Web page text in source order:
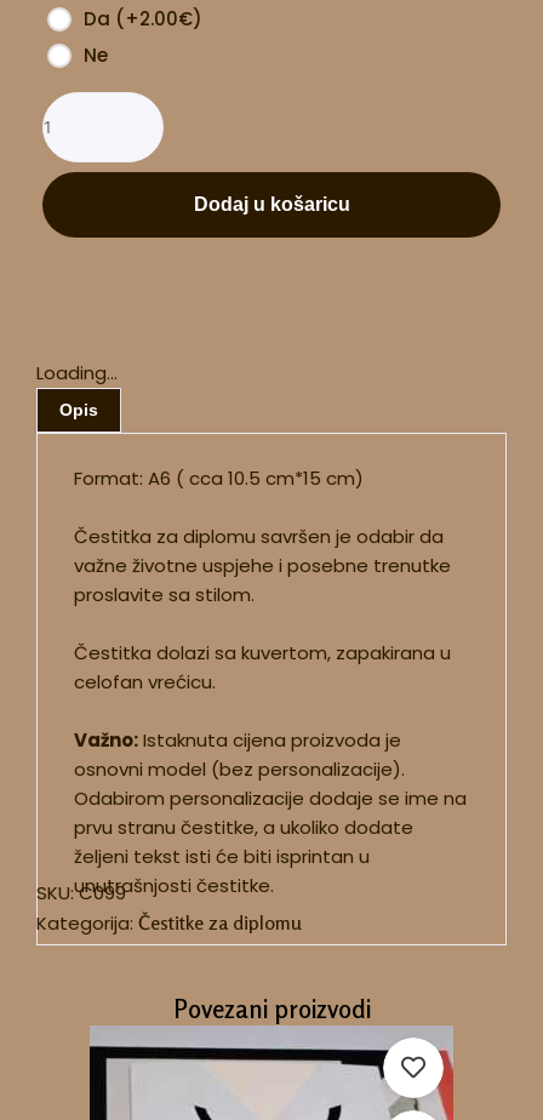
Da (+2.00€)
Ne
Dodaj u košaricu
Loading...
Opis
Format: A6 ( cca 10.5 cm*15 cm)
Čestitka za diplomu savršen je odabir da
važne životne uspjehe i posebne trenutke
proslavite sa stilom.
Čestitka dolazi sa kuvertom, zapakirana u
celofan vrećicu.
Važno:Istaknuta cijena proizvoda je
osnovni model (bez personalizacije).
Odabirom personalizacije dodaje se ime na
prvu stranu čestitke, a ukoliko dodate
željeni tekst isti će biti isprintan u
unutrašnjosti čestitke.
SKU:C099
Kategorija: Čestitke za diplomu
Povezani proizvodi